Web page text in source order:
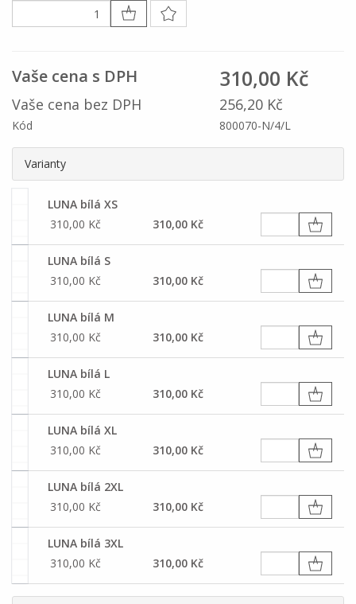
Vaše cena s DPH 310,00 Kč
Vaše cena bez DPH 256,20 Kč
Kód 800070-N/4/L
Varianty
LUNA bílá XS
310,00 Kč
310,00 Kč
LUNA bílá S
310,00 Kč
310,00 Kč
LUNA bílá M
310,00 Kč
310,00 Kč
LUNA bílá L
310,00 Kč
310,00 Kč
LUNA bílá XL
310,00 Kč
310,00 Kč
LUNA bílá 2XL
310,00 Kč
310,00 Kč
LUNA bílá 3XL
310,00 Kč
310,00 Kč